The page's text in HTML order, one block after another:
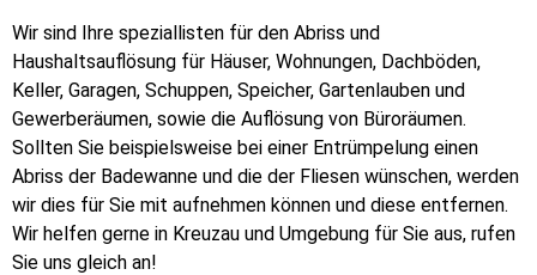
Wir sind Ihre speziallisten für den Abriss und
Haushaltsauflösung für Häuser, Wohnungen, Dachböden,
Keller, Garagen, Schuppen, Speicher, Gartenlauben und
Gewerberäumen, sowie die Auflösung von Büroräumen.
Sollten Sie beispielsweise bei einer Entrümpelung einen
Abriss der Badewanne und die der Fliesen wünschen, werden
wir dies für Sie mit aufnehmen können und diese entfernen.
Wir helfen gerne in Kreuzau und Umgebung für Sie aus, rufen
Sie uns gleich an!